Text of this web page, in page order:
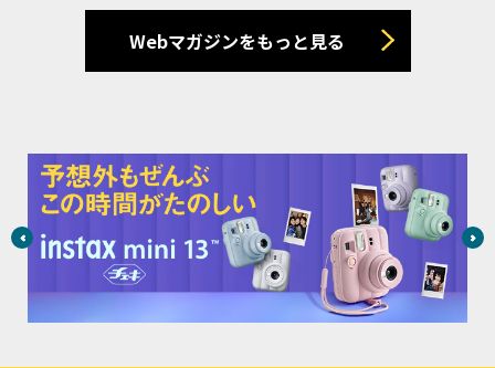
Webマガジンをもっと見る